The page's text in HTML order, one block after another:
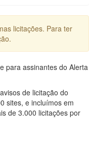
licitações. Para ter
para assinantes do Alerta
de licitação do
sites, e incluímos em
de 3.000 licitações por